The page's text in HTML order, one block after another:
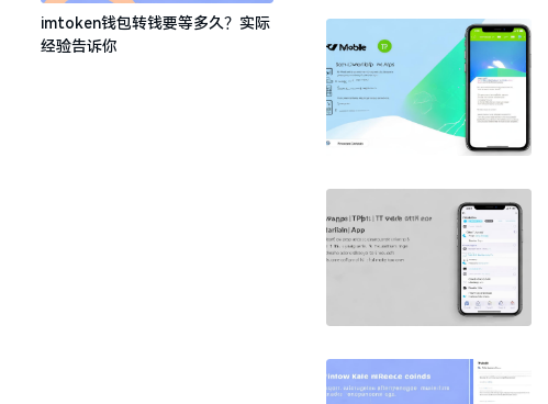
imtoken钱包转钱要等多久？实际
经验告诉你